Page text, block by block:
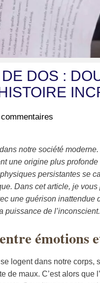
DOS :
notre société
une origine plus
persistantes se
Dans cet article, je vous
une guérison inattendue
puissance de l’inconscient.
émotions
logent dans notre corps,
maux. C’est alors que